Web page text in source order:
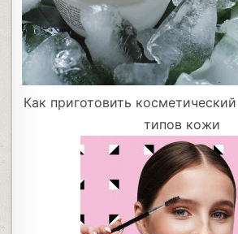
Как приготовить
типов кожи